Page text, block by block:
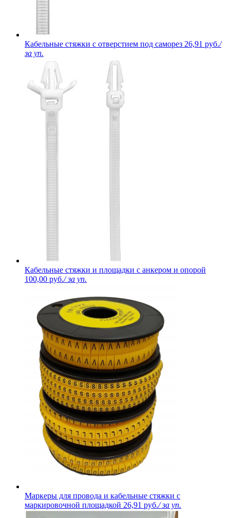
Кабельные стяжки с отверстием под саморез 26,91 руб./
за уп.
Кабельные стяжки и площадки с анкером и опорой
100,00 руб./ за уп.
Маркеры для провода и кабельные стяжки с
маркировочной площадкой 26,91 руб./ за уп.